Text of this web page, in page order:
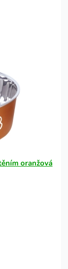
oranžová